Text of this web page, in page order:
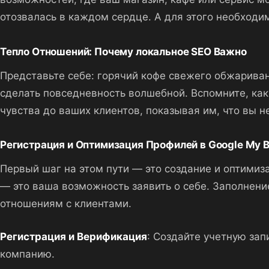
отозвалась в каждом сердце. А для этого
Тепло Отношений: Почему локальное SEO Важно
Представьте себе: горячий кофе свежего
сделать повседневность волшебной. Вспомните,
чувства до ваших клиентов, показывая им, что вы
Регистрация и Оптимизация Профилей в Google My
Первый шаг на этом пути — это создание и
— это ваша возможность заявить о себе.
отношениям с клиентами.
Регистрация и Верификация: Создайте учетную
компанию.